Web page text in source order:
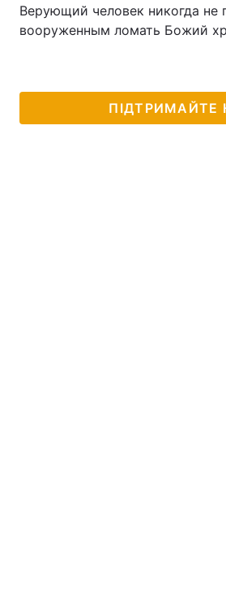
Верующий человек никогда не
вооруженным ломать Божий
ПІДТРИМАЙТЕ